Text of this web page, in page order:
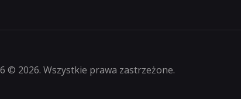
© 2026. Wszystkie prawa zastrzeżone.